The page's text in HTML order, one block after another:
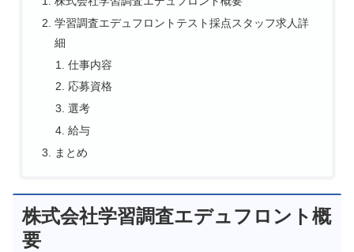
学習調査エデュフロントテスト採点スタッフ求人詳
細
仕事内容
応募資格
選考
給与
まとめ
株式会社学習調査エデュフロント概
要